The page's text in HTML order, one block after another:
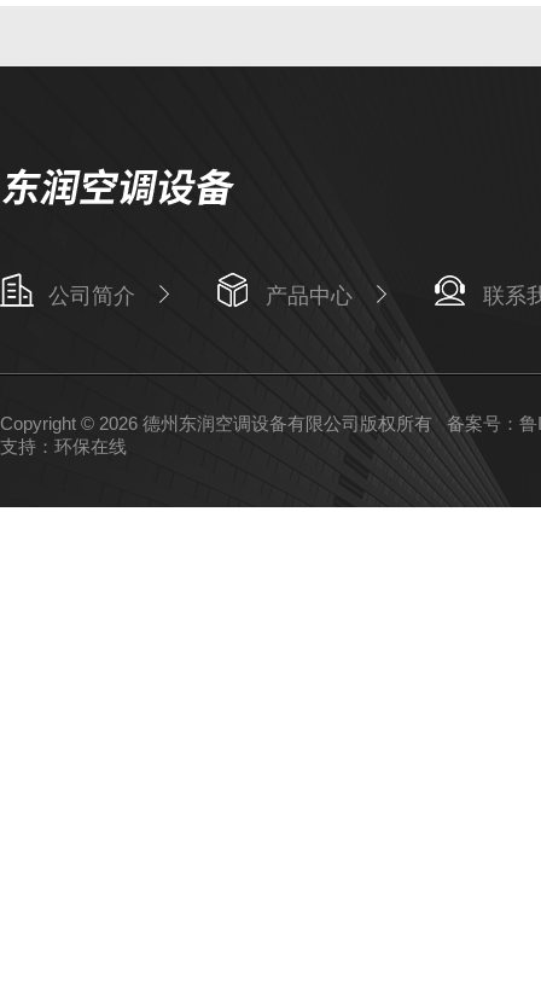
公司简介 产品中心 联系
Copyright © 2026 德州东润空调设备有限公司版权所有备案号：
支持： 环保在线